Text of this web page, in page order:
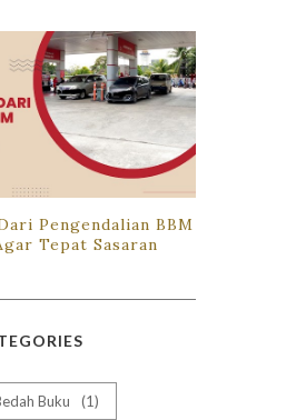
Pengendalian BBM
Tepat Sasaran
Buku 1